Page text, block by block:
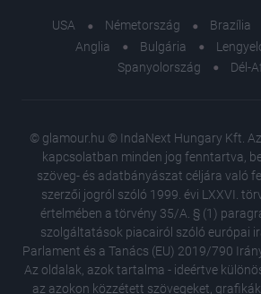
USA Németország Brazília
Anglia
Bulgária
Spanyolország
Dél-
© glamour.hu © IndaNext Hungary Kft.
kapcsolatban minden jog fenntartva,
szöveg- és adatbányászat céljára való
szerzői jogról szóló 1999. évi LXXVI.
értelmében a törvény 35/A. § (1)
szolgáltatások piacairól szóló európai
Parlament és a Tanács (EU) 2019/790
Az oldalak, azok tartalma - ideértve
az azokon közzétett szövegeket,